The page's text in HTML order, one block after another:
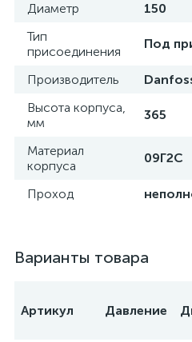
Диаметр
150
Тип
присоединения
Под
Производитель
Высота корпуса,
мм
365
Материал
корпуса
09Г2С
Проход
Варианты товара
Артикул Давление